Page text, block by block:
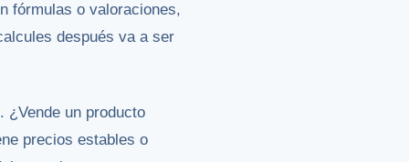
fórmulas o valoraciones,
después va a ser
¿Vende un producto
precios estables o